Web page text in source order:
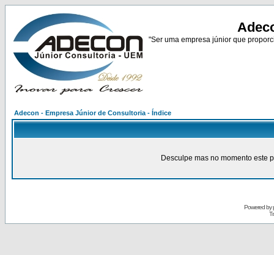
"Ser uma empresa júnior que
Adecon - Empresa Júnior de Consultoria - Índice
Desculpe mas no momento este
Powered by